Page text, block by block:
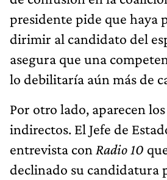
presidente pide que haya
dirimir al candidato del
asegura que una
lo debilitaría aún más de
Por otro lado, aparecen
indirectos. El Jefe de
entrevista con Radio 10
declinado su candidatura